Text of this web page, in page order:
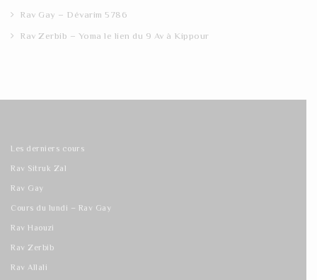
Rav Gay – Dévarim 5786
Rav Zerbib – Yoma le lien du 9 Av à Kippour
Les derniers cours
Rav Sitruk Zal
Rav Gay
Cours du lundi – Rav Gay
Rav Haouzi
Rav Zerbib
Rav Allali